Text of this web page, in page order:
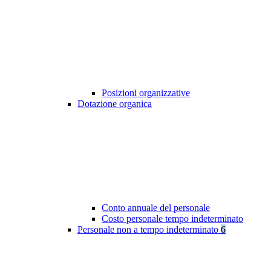
Posizioni organizzative
Dotazione organica
Conto annuale del personale
Costo personale tempo indeterminato
Personale non a tempo indeterminato 6